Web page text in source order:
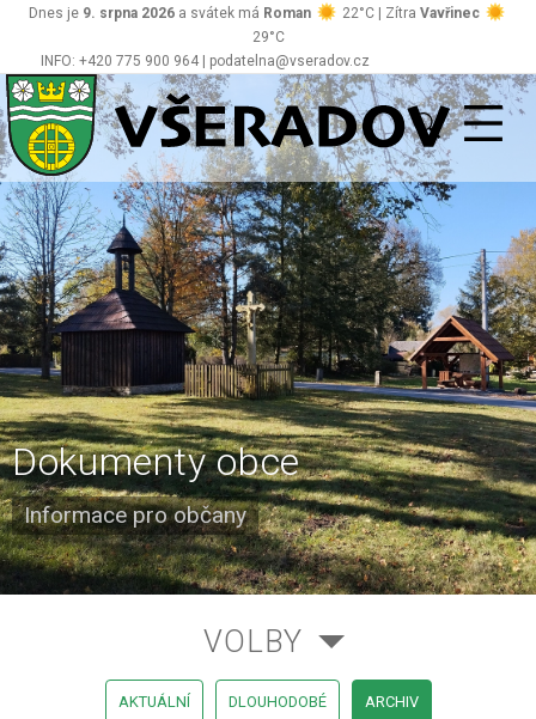
INFO: +420 775 900 964 | podatelna@vseradov.cz
Dnes je 9. srpna 2026 a svátek má Roman 22°C | Zítra Vavřinec
29°C
Všeradov
Dokumenty obce
Informace pro občany
VOLBY
AKTUÁLNÍ DLOUHODOBÉ ARCHIV